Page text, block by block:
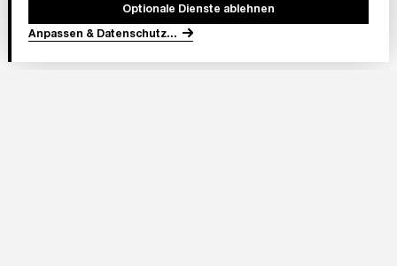
Optionale Dienste ablehnen
Anpassen & Datenschutz...